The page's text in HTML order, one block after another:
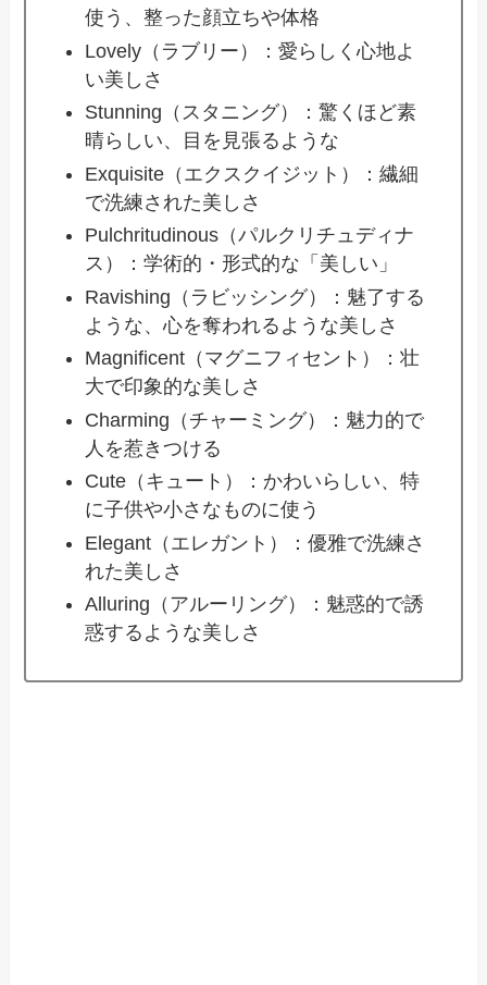
使う、整った顔立ちや体格
Lovely（ラブリー）：愛らしく心地よ
い美しさ
Stunning（スタニング）：驚くほど素
晴らしい、目を見張るような
Exquisite（エクスクイジット）：繊細
で洗練された美しさ
Pulchritudinous（パルクリチュディナ
ス）：学術的・形式的な「美しい」
Ravishing（ラビッシング）：魅了する
ような、心を奪われるような美しさ
Magnificent（マグニフィセント）：壮
大で印象的な美しさ
Charming（チャーミング）：魅力的で
人を惹きつける
Cute（キュート）：かわいらしい、特
に子供や小さなものに使う
Elegant（エレガント）：優雅で洗練さ
れた美しさ
Alluring（アルーリング）：魅惑的で誘
惑するような美しさ